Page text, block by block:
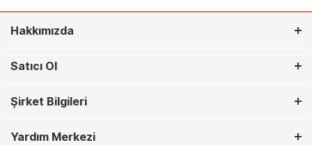
Hakkımızda
Satıcı Ol
Şirket Bilgileri
Yardım Merkezi